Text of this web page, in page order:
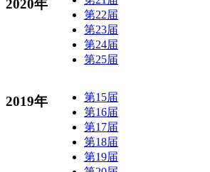
2020年
第22届
第23届
第24届
第25届
2019年
第15届
第16届
第17届
第18届
第19届